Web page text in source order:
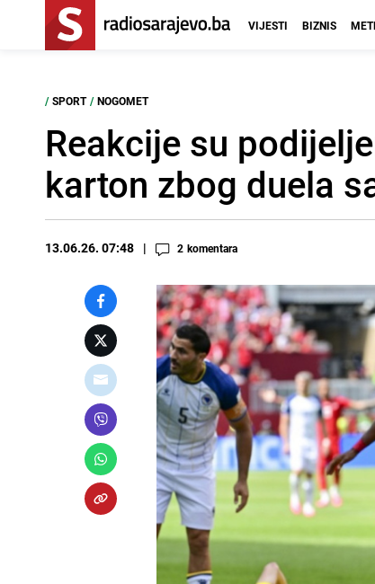
VIJESTI BIZNIS
/ SPORT / NOGOMET
Reakcije su
karton zbog duela
13.06.26. 07:48 2 komentara